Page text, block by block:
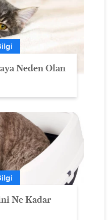
Neden Olan
Ne Kadar